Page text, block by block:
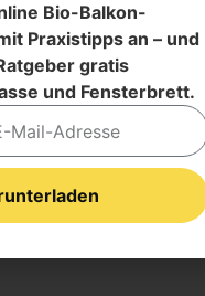
Klein­gar­
Spin­nen
Arten­viel­falt
auch im
Bio-Balkon-
Praxistipps an – und
gratis
und Fensterbrett.